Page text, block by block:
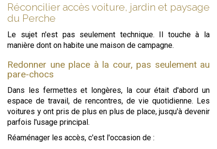
Réconcilier accès voiture, jardin et paysage
du Perche
Le sujet n'est pas seulement technique. Il touche à la
manière dont on habite une maison de campagne.
Redonner une place à la cour, pas seulement au
pare-chocs
Dans les fermettes et longères, la cour était d'abord un
espace de travail, de rencontres, de vie quotidienne. Les
voitures y ont pris de plus en plus de place, jusqu'à devenir
parfois l'usage principal.
Réaménager les accès, c'est l'occasion de :